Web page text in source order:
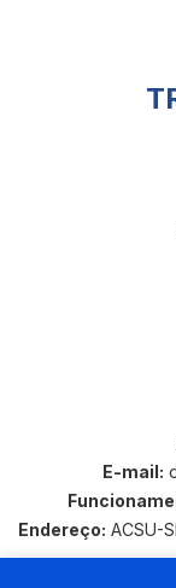
E-mail:
Endereço: ACSU-